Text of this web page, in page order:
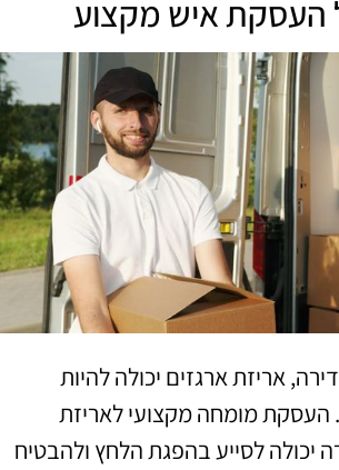
העסקת איש מקצוע
אריזת ארגזים יכולה להיות
מומחה מקצועי לאריזת
יכולה לסייע בהפגת הלחץ ולהבטיח